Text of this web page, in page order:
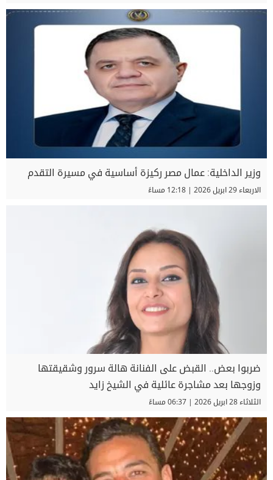
وزير الداخلية: عمال مصر ركيزة أساسية في مسيرة التقدم
الاربعاء 29 ابريل 2026 | 12:18 مساءً
ضربوا بعض.. القبض على الفنانة هالة سرور وشقيقتها
وزوجها بعد مشاجرة عائلية في الشيخ زايد
الثلاثاء 28 ابريل 2026 | 06:37 مساءً